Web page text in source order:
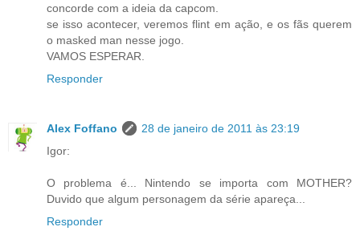
concorde com a ideia da capcom.
se isso acontecer, veremos flint em ação, e os fãs querem
o masked man nesse jogo.
VAMOS ESPERAR.
Responder
Alex Foffano
28 de janeiro de 2011 às 23:19
Igor:
O problema é... Nintendo se importa com MOTHER?
Duvido que algum personagem da série apareça...
Responder